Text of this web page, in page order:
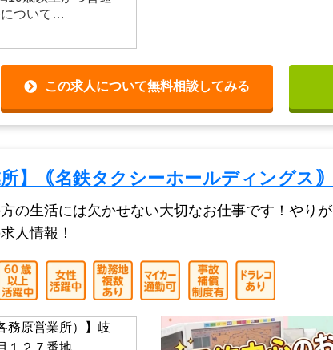
免許をお持ちの
らかに当てはまれ
得から3年以上 ・
19歳以上かつ普通
について…
この求人について無料相談してみる
】｟名鉄タクシーホールディングス｠
の生活には欠かせない大切なお仕事です！やり
人情報！